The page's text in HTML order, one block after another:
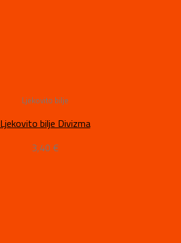
Ljekovito bilje
Ljekovito bilje Divizma
3,40 €